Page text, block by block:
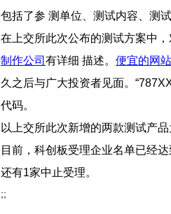
包括了参 测单位、测试内容、测
在上交所此次公布的测试方案中，
制作公司 有详细  描述。 便宜的网站
久之后与广大投资者见面。
代码。
以上交所此次新增的两款测试产品为
目前，科创板受理企业名单已经
还有1家中止受理。
;;